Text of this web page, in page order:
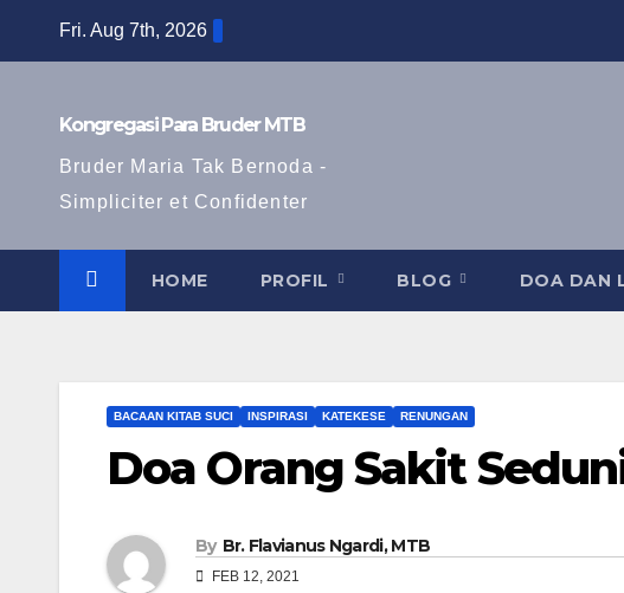
Fri. Aug 7th, 2026
Kongregasi Para Bruder MTB
Bruder Maria Tak Bernoda -
Simpliciter et Confidenter
HOME PROFIL BLOG DOA DAN
BACAAN KITAB SUCI INSPIRASI KATEKESE RENUNGAN
Doa Orang Sakit
By Br. Flavianus Ngardi, MTB
FEB 12, 2021